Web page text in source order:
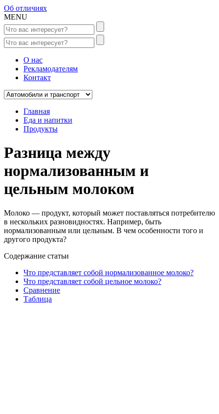
Об отличиях
MENU
О нас
Рекламодателям
Контакт
Главная
Еда и напитки
Продукты
Разница между
нормализованным и
цельным молоком
Молоко — продукт, который может поставляться потребителю
в нескольких разновидностях. Например, быть
нормализованным или цельным. В чем особенности того и
другого продукта?
Содержание статьи
Что представляет собой нормализованное молоко?
Что представляет собой цельное молоко?
Сравнение
Таблица